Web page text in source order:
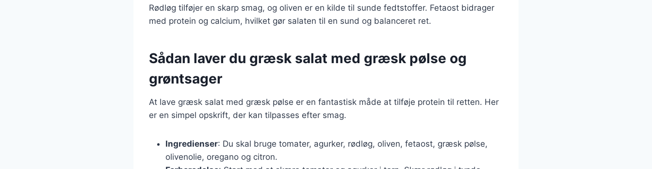
Rødløg tilføjer en skarp smag, og oliven er en kilde til sunde fedtstoffer. Fetaost bidrager
med protein og calcium, hvilket gør salaten til en sund og balanceret ret.
Sådan laver du græsk salat med græsk pølse og
grøntsager
At lave græsk salat med græsk pølse er en fantastisk måde at tilføje protein til retten. Her
er en simpel opskrift, der kan tilpasses efter smag.
Ingredienser: Du skal bruge tomater, agurker, rødløg, oliven, fetaost, græsk pølse,
olivenolie, oregano og citron.